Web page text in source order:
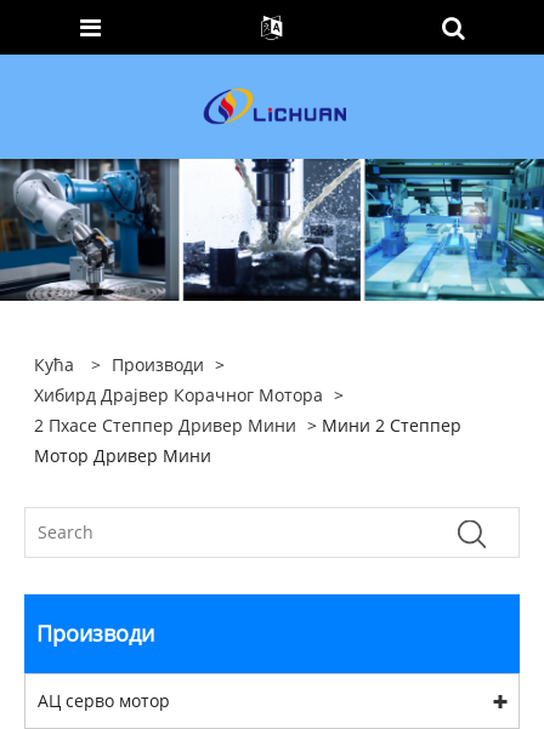
Кућа > Производи >
Хибирд Драјвер Корачног Мотора >
2 Пхасе Степпер Дривер Мини > Мини 2 Степпер
Мотор Дривер Мини
Производи
АЦ серво мотор